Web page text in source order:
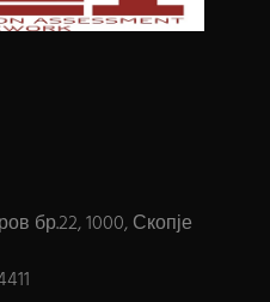
бр.22, 1000, Скопје